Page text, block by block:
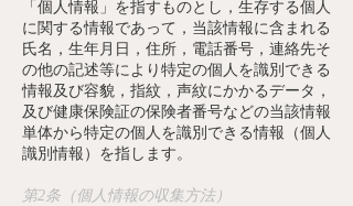
「個人情報」を指すものとし，生存する個人
に関する情報であって，当該情報に含まれる
氏名，生年月日，住所，電話番号，連絡先そ
の他の記述等により特定の個人を識別できる
情報及び容貌，指紋，声紋にかかるデータ，
及び健康保険証の保険者番号などの当該情報
単体から特定の個人を識別できる情報（個人
識別情報）を指します。
第2条（個人情報の収集方法）